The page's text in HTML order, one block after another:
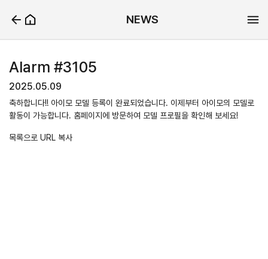
NEWS
Alarm #3105
2025.05.09
축하합니다!! 아이모 모델 등록이 완료되었습니다. 이제부터 아이모의 모델로
활동이 가능합니다. 홈페이지에 방문하여 모델 프로필을 확인해 보세요!
목록으로 URL 복사